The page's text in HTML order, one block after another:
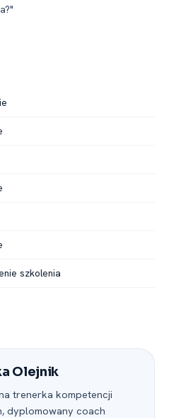
szkolenia
Olejnik
trenerka kompetencji
dyplomowany coach